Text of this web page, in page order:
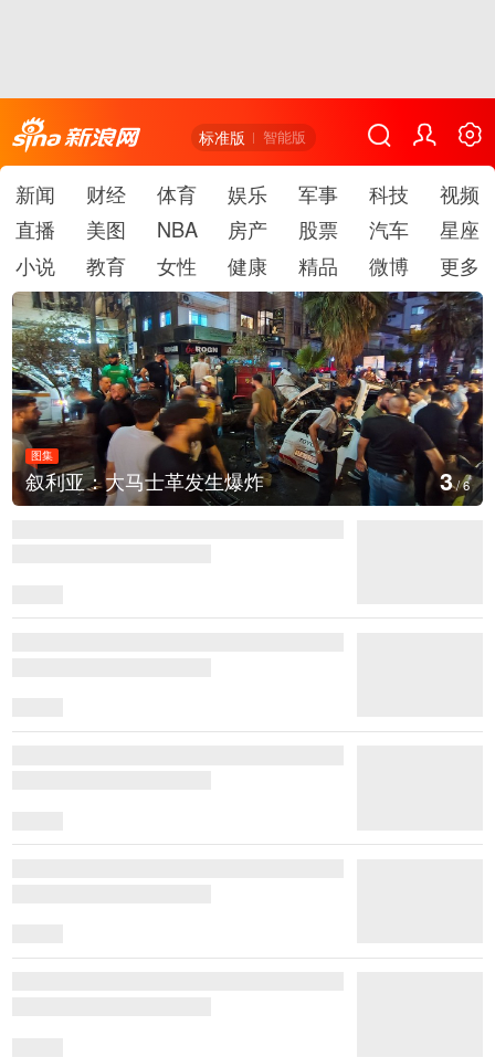
标准版 智能版
新闻 财经 体育 娱乐 军事 科技
视频
直播
美图 NBA 房产 股票 汽车
星座
小说
教育 女性 健康 精品 微博 更多
发生爆炸
图集
云南弥勒：欢庆
4/6